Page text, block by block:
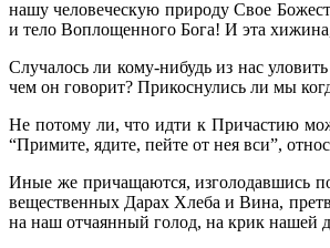
нашу человеческую природу Свое
и тело Воплощенного Бога! И эта хижина,
Случалось ли кому-нибудь из нас
чем он говорит? Прикоснулись ли мы
Не потому ли, что идти к Причастию
“Примите, ядите, пейте от нея вси”,
Иные же причащаются, изголодавшись
вещественных Дарах Хлеба и Вина,
на наш отчаянный голод, на крик нашей